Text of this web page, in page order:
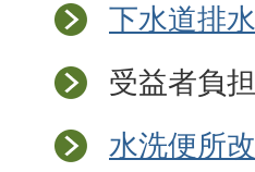
下水道排
受益者負
水洗便所